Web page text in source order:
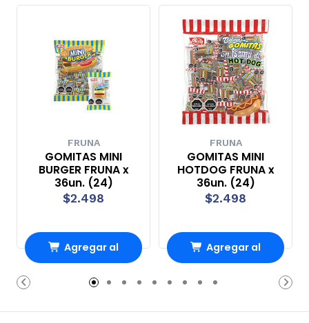
FRUNA
GOMITAS MINI
BURGER FRUNA x
36un. (24)
$2.498
Agregar al
Carro
FRUNA
GOMITAS MINI
HOTDOG FRUNA x
36un. (24)
$2.498
Agregar al
Carro